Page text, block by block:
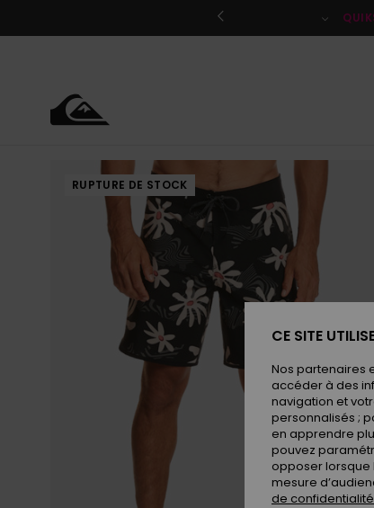
le
RUPTURE DE STOCK
CE SITE
Nos partenaires
accéder à des
navigation et
personnalisés ;
en apprendre
pouvez
opposer lorsque
mesure
de confidentialité